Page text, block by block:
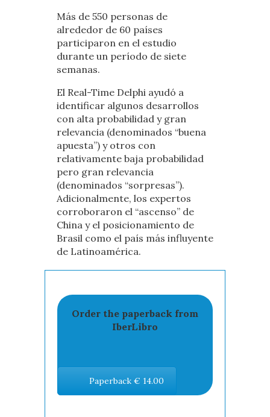
Más de 550 personas de
alrededor de 60 países
participaron en el estudio
durante un período de siete
semanas.
El Real-Time Delphi ayudó a
identificar algunos desarrollos
con alta probabilidad y gran
relevancia (denominados “buena
apuesta”) y otros con
relativamente baja probabilidad
pero gran relevancia
(denominados “sorpresas”).
Adicionalmente, los expertos
corroboraron el “ascenso” de
China y el posicionamiento de
Brasil como el país más influyente
de Latinoamérica.
Order the paperback from
IberLibro
Paperback € 14.00